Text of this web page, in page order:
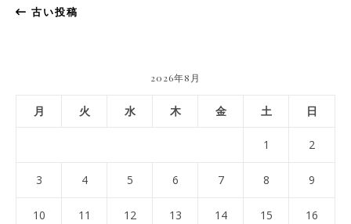
古い投稿
2026年8月
月 火 水 木 金 土 日
1 2
3 4 5 6 7 8 9
10 11 12 13 14 15 16